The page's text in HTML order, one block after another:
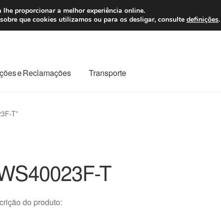
EUR Seg-Sex,
e Reclamações Transporte
T”
T
do produto:
proporcionar a melhor experiência online.
que cookies utilizamos ou para os desligar, consulte definições.